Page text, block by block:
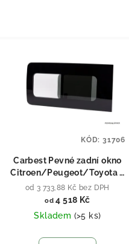
Carbest Pevné zadní okno
Citroen/Peugeot/Toyota a
Opel Zadní levé - 735 x
495mm
od 3 733,88 Kč bez DPH
od 4 518 Kč
Skladem (>5 ks)
KÓD: 31706